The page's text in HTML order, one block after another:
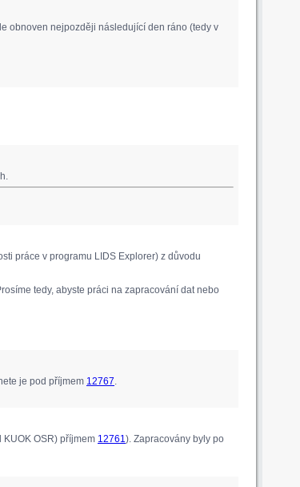
obnoven nejpozději následující den ráno (tedy v
práce v programu LIDS Explorer) z důvodu
tedy, abyste práci na zapracování dat nebo
je pod příjmem 12767.
KUOK OSR) příjmem 12761). Zapracovány byly po